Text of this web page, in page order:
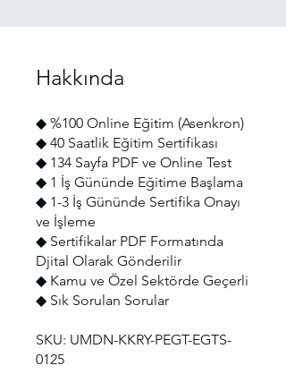
Hakkında
◆ %100 Online Eğitim (Asenkron)
◆ 40 Saatlik Eğitim Sertifikası
◆ 134 Sayfa PDF ve Online Test
◆ 1 İş Gününde Eğitime Başlama
◆ 1-3 İş Gününde Sertifika Onayı
ve İşleme
◆ Sertifikalar PDF Formatında
Djital Olarak Gönderilir
◆ Kamu ve Özel Sektörde Geçerli
◆ Sık Sorulan Sorular
SKU: UMDN-KKRY-PEGT-EGTS-
0125